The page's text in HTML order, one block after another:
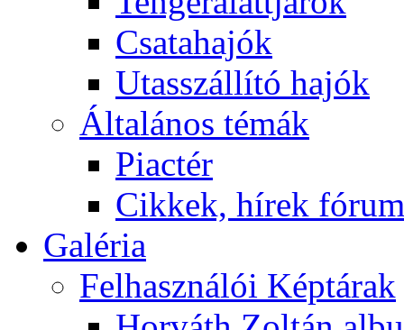
Csatahajók
Utasszállító hajók
Általános témák
Piactér
Cikkek, hírek
Galéria
Felhasználói Képtárak